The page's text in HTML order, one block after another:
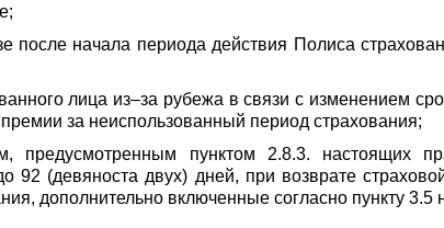
после начала периода действия Полиса
лица из–за рубежа в связи с изменением
за неиспользованный период страхования;
предусмотренным пунктом 2.8.3. настоящих
92 (девяноста двух) дней, при возврате
дополнительно включенные согласно пункту